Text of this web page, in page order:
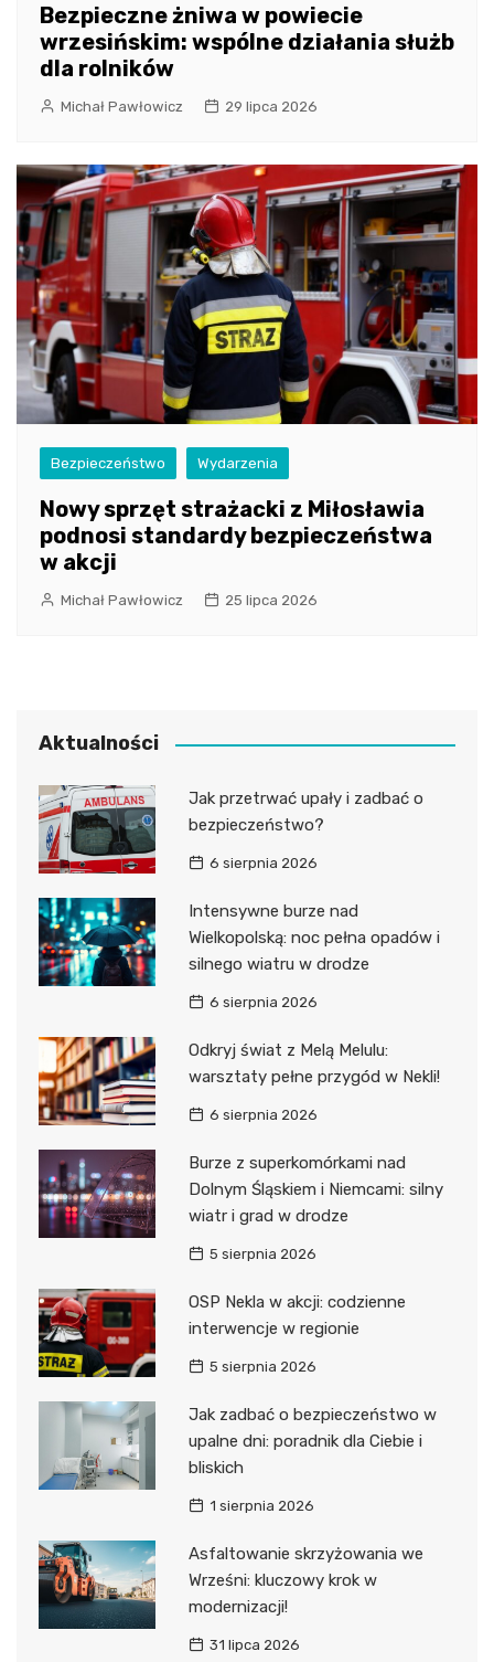
Bezpieczne żniwa w powiecie
wrzesińskim: wspólne działania służb
dla rolników
Michał Pawłowicz 29 lipca 2026
Bezpieczeństwo Wydarzenia
Nowy sprzęt strażacki z Miłosławia
podnosi standardy bezpieczeństwa
w akcji
Michał Pawłowicz 25 lipca 2026
Aktualności
Jak przetrwać upały i zadbać o
bezpieczeństwo?
6 sierpnia 2026
Intensywne burze nad
Wielkopolską: noc pełna opadów i
silnego wiatru w drodze
6 sierpnia 2026
Odkryj świat z Melą Melulu:
warsztaty pełne przygód w Nekli!
6 sierpnia 2026
Burze z superkomórkami nad
Dolnym Śląskiem i Niemcami: silny
wiatr i grad w drodze
5 sierpnia 2026
OSP Nekla w akcji: codzienne
interwencje w regionie
5 sierpnia 2026
Jak zadbać o bezpieczeństwo w
upalne dni: poradnik dla Ciebie i
bliskich
1 sierpnia 2026
Asfaltowanie skrzyżowania we
Wrześni: kluczowy krok w
modernizacji!
31 lipca 2026